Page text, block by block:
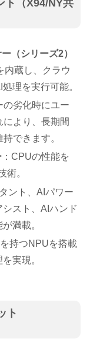
ト（X94/NY共
（シリーズ2）
内蔵し、クラウ
理を実行可能。
の劣化時にユー
より、長期間
できます。
：CPUの性能を
術。
ント、AIパワー
スト、AIハンド
満載。
持つNPUを搭載
実現。
ト